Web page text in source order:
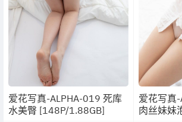
爱花写真-ALPHA-019 死库
水美臀 [148P/1.88GB]
爱花写真
肉丝妹妹